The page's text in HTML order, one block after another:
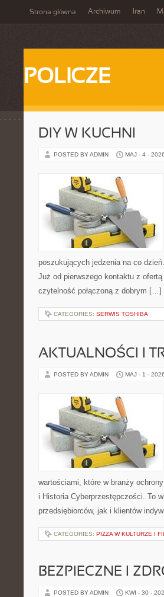
Strona główna Archiwum Iran
POLICZE
DIY W KUCHNI
POSTED BY ADMIN MAJ - 4 - 2026
poszukujących jedzenia na co
Już od pierwszego kontaktu z
czytelność połączoną z dobrym […]
CATEGORIES: SERWIS TOSHIBA
AKTUALNOŚCI I
POSTED BY ADMIN MAJ - 1 - 2026
wartościami, które w branży
i Historia Cyberprzestępczości. To
przedsiębiorców, jak i klientów
CATEGORIES: PIZZA W KULTURZE I
BEZPIECZNE I
POSTED BY ADMIN KWI - 30 -